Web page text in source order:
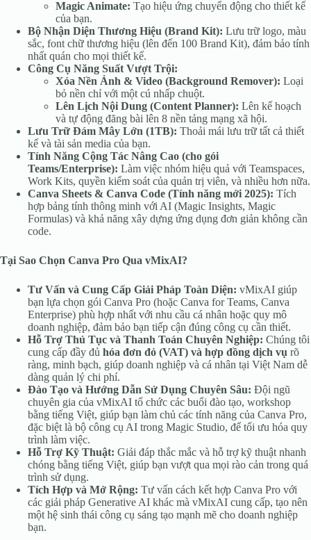
Magic Animate: Tạo hiệu ứng chuyển động cho thiết kế
của bạn.
Bộ Nhận Diện Thương Hiệu (Brand Kit): Lưu trữ logo, màu
sắc, font chữ thương hiệu (lên đến 100 Brand Kit), đảm bảo tính
nhất quán cho mọi thiết kế.
Công Cụ Năng Suất Vượt Trội:
Xóa Nền Ảnh & Video (Background Remover): Loại
bỏ nền chỉ với một cú nhấp chuột.
Lên Lịch Nội Dung (Content Planner): Lên kế hoạch
và tự động đăng bài lên 8 nền tảng mạng xã hội.
Lưu Trữ Đám Mây Lớn (1TB): Thoải mái lưu trữ tất cả thiết
kế và tài sản media của bạn.
Tính Năng Cộng Tác Nâng Cao (cho gói
Teams/Enterprise): Làm việc nhóm hiệu quả với Teamspaces,
Work Kits, quyền kiểm soát của quản trị viên, và nhiều hơn nữa.
Canva Sheets & Canva Code (Tính năng mới 2025): Tích
hợp bảng tính thông minh với AI (Magic Insights, Magic
Formulas) và khả năng xây dựng ứng dụng đơn giản không cần
code.
Tại Sao Chọn Canva Pro Qua vMixAI?
Tư Vấn và Cung Cấp Giải Pháp Toàn Diện: vMixAI giúp
bạn lựa chọn gói Canva Pro (hoặc Canva for Teams, Canva
Enterprise) phù hợp nhất với nhu cầu cá nhân hoặc quy mô
doanh nghiệp, đảm bảo bạn tiếp cận đúng công cụ cần thiết.
Hỗ Trợ Thủ Tục và Thanh Toán Chuyên Nghiệp: Chúng tôi
cung cấp đầy đủ hóa đơn đỏ (VAT) và hợp đồng dịch vụ rõ
ràng, minh bạch, giúp doanh nghiệp và cá nhân tại Việt Nam dễ
dàng quản lý chi phí.
Đào Tạo và Hướng Dẫn Sử Dụng Chuyên Sâu: Đội ngũ
chuyên gia của vMixAI tổ chức các buổi đào tạo, workshop
bằng tiếng Việt, giúp bạn làm chủ các tính năng của Canva Pro,
đặc biệt là bộ công cụ AI trong Magic Studio, để tối ưu hóa quy
trình làm việc.
Hỗ Trợ Kỹ Thuật: Giải đáp thắc mắc và hỗ trợ kỹ thuật nhanh
chóng bằng tiếng Việt, giúp bạn vượt qua mọi rào cản trong quá
trình sử dụng.
Tích Hợp và Mở Rộng: Tư vấn cách kết hợp Canva Pro với
các giải pháp Generative AI khác mà vMixAI cung cấp, tạo nên
một hệ sinh thái công cụ sáng tạo mạnh mẽ cho doanh nghiệp
bạn.